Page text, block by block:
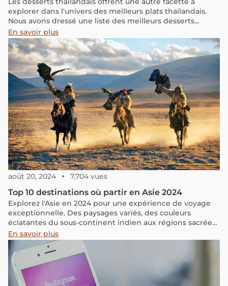
explorer dans l'univers des meilleurs plats thaïlandais.
Nous avons dressé une liste des meilleurs desserts
thaïlandais que vous devriez absolument découvrir.
Faites défiler vers le bas pour découvrir les meilleurs
endroits qui devraient figurer en tête de votre liste des
lieux incontournables pour déguster ces délices sucrés.
En savoir plus
août 20, 2024 7,704 vues
Top 10 destinations où partir en Asie 2024
Explorez l'Asie en 2024 pour une expérience de voyage
exceptionnelle. Des paysages variés, des couleurs
éclatantes du sous-continent indien aux régions sacrées
de l'Himalaya, des déserts aux plages sublimes du golfe
de Thaïlande, découvrez une diversité d'expériences
uniques. Découvrez les 10 destinations incontournables
sélectionnées par des magazines réputés tels que CN
Traveler, Travel + Leisure et National Geographic Traveler
pour planifier votre voyage idéal
En savoir plus